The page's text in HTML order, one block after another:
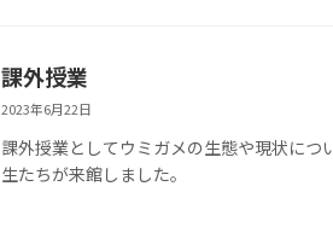
課外授業
2023年6月22日
課外授業としてウミガメの生態や現状につ
生たちが来館しました。